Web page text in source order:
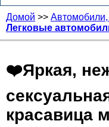
Домой >> Автомобили,
Легковые
❤️Яркая,
красавица